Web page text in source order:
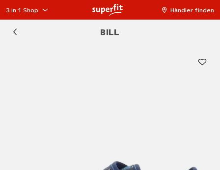
3 in 1 Shop Händler finden
BILL